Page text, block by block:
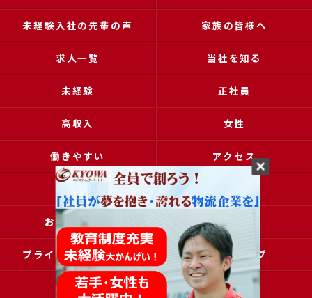
未経験入社の先輩の声 家族の皆様へ
求人一覧 当社を知る
未経験 正社員
高収入 女性
働きやすい アクセス
お問い合わせ 採用申込
プライバシーポリシー サイトマップ